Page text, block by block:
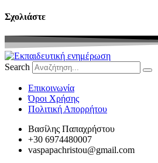
Σχολιάστε
Search
Eπικοινωνία
Όροι Χρήσης
Πολιτική Απορρήτου
Βασίλης Παπαχρήστου
+30 6974480007
vaspapachristou@gmail.com